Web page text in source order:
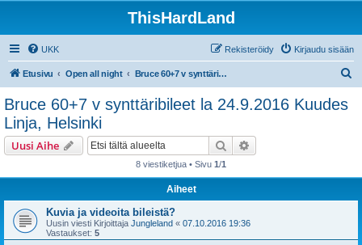
ThisHardLand
UKK Kirjaudu sisään
Rekisteröidy
Etusivu Open all night Bruce 60+7 v synttäribileet la 24.9.2016 Kuudes Linja, Helsinki
Bruce 60+7 v synttäribileet la 24.9.2016 Kuudes
Linja, Helsinki
Uusi Aihe Etsi
8 viestiketjua • Sivu 1/1
Aiheet
Kuvia ja videoita bileistä?
Uusin viesti Kirjoittaja Jungleland « 07.10.2016 19:36
Vastaukset: 5